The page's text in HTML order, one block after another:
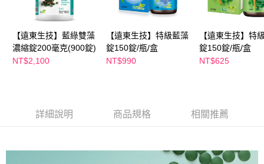
https://aftee.tw/terms/#terms3
３．未成年的使用者請事先徵得法定代理人或監護人之同意方可使用
「AFTEE先享後付」，若未經同意申辦者引起之損失，本公司不負相關責
任。
４．使用「AFTEE先享後付」時，將依據個別帳號之用戶狀況，依本公司即
時審查核予不同之上限額度；若仍有額度不足之情形，本公司將視審查結果
【遠東生技】藍綠雙藻
濃縮錠200毫克(900錠)
NT$2,100
【遠東生技】特級藍藻
錠150錠/瓶/盒
NT$990
【遠東生技】特
錠150錠/瓶/盒
NT$625
詳細說明 商品規格 相關推薦